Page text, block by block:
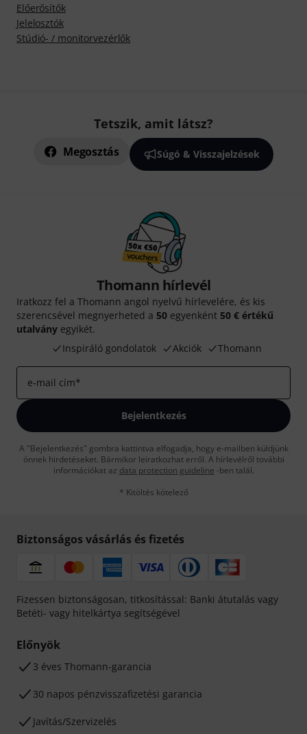
Előerősítők
Jelelosztók
Stúdió- / monitorvezérlők
Tetszik, amit látsz?
Megosztás Súgó & Visszajelzések
Thomann hírlevél
Iratkozz fel a Thomann angol nyelvű hírlevelére, és kis
szerencsével megnyerheted a 50 egyenként 50 € értékű
utalvány egyikét.
Inspiráló gondolatok
Akciók Thomann
e-mail cím*
Bejelentkezés
A "Bejelentkezés" gombra kattintva elfogadja, hogy e-mailben küldjünk
önnek hirdetéseket. Bármikor leiratkozhat erről. A hírlevélről további
információkat az data protection guideline -ben talál.
* Kitöltés kötelező
Biztonságos vásárlás és fizetés
Fizessen biztonságosan, titkosítással: Banki átutalás vagy
Betéti- vagy hitelkártya segítségével
Előnyök
3 éves Thomann-garancia
30 napos pénzvisszafizetési garancia
Javítás/Szervizelés